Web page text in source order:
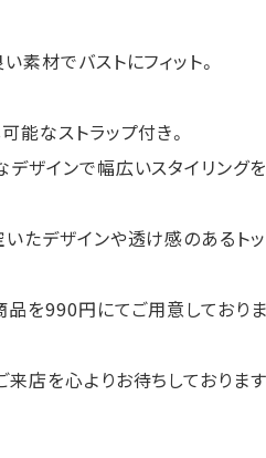
素材でバストにフィット。
能なストラップ付き。
デザインで幅広いスタイリング
いたデザインや透け感のあるト
品を990円にてご用意しており
来店を心よりお待ちしておりま